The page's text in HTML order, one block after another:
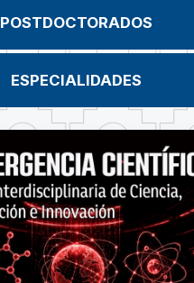
POSTDOCTORADOS
ESPECIALIDADES